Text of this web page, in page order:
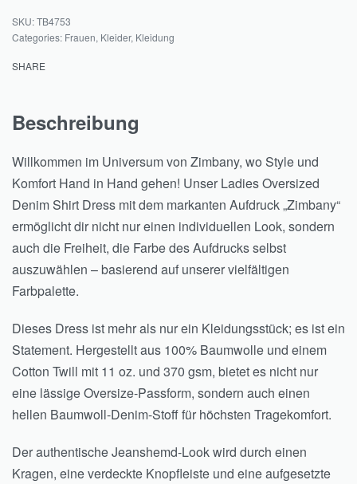
TB4753
Categories: Frauen, Kleider, Kleidung
SHARE
Beschreibung
Willkommen im Universum von Zimbany, wo Style und
Komfort Hand in Hand gehen! Unser Ladies Oversized
Denim Shirt Dress mit dem markanten Aufdruck „Zimbany“
ermöglicht dir nicht nur einen individuellen Look, sondern
auch die Freiheit, die Farbe des Aufdrucks selbst
auszuwählen – basierend auf unserer vielfältigen
Farbpalette.
Dieses Dress ist mehr als nur ein Kleidungsstück; es ist ein
Statement. Hergestellt aus 100% Baumwolle und einem
Cotton Twill mit 11 oz. und 370 gsm, bietet es nicht nur
eine lässige Oversize-Passform, sondern auch einen
hellen Baumwoll-Denim-Stoff für höchsten Tragekomfort.
Der authentische Jeanshemd-Look wird durch einen
Kragen, eine verdeckte Knopfleiste und eine aufgesetzte